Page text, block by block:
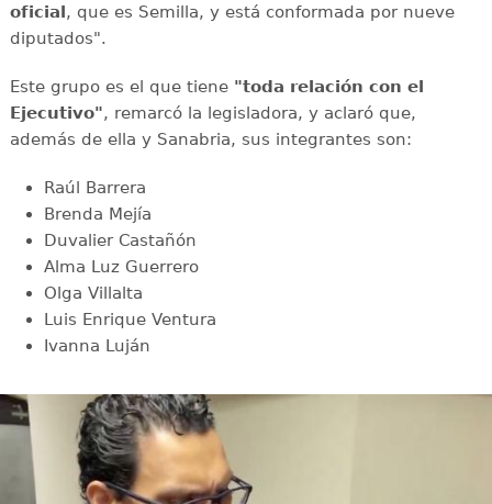
oficial, que es Semilla, y está conformada por nueve
diputados".
Este grupo es el que tiene "toda relación con el
Ejecutivo", remarcó la legisladora, y aclaró que,
además de ella y Sanabria, sus integrantes son:
Raúl Barrera
Brenda Mejía
Duvalier Castañón
Alma Luz Guerrero
Olga Villalta
Luis Enrique Ventura
Ivanna Luján